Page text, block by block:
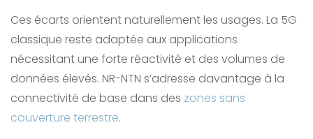
Ces écarts orientent naturellement les usages. La 5G
classique reste adaptée aux applications
nécessitant une forte réactivité et des volumes de
données élevés. NR-NTN s’adresse davantage à la
connectivité de base dans des zones sans
couverture terrestre.